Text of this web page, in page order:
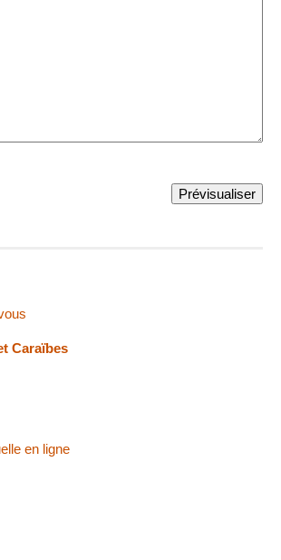
Caraïbes
en ligne